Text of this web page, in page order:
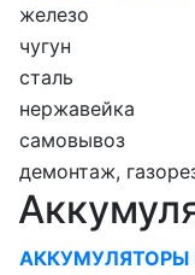
железо
чугун
сталь
нержавейка
самовывоз
демонтаж,
АККУМУЛЯТОРЫ